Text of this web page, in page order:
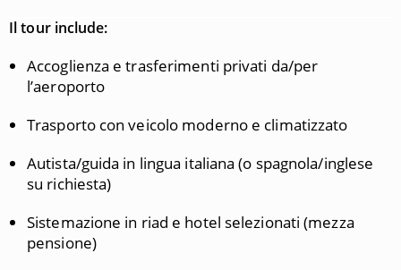
Il tour include:
Accoglienza e trasferimenti privati da/per
l’aeroporto
Trasporto con veicolo moderno e climatizzato
Autista/guida in lingua italiana (o spagnola/inglese
su richiesta)
Sistemazione in riad e hotel selezionati (mezza
pensione)